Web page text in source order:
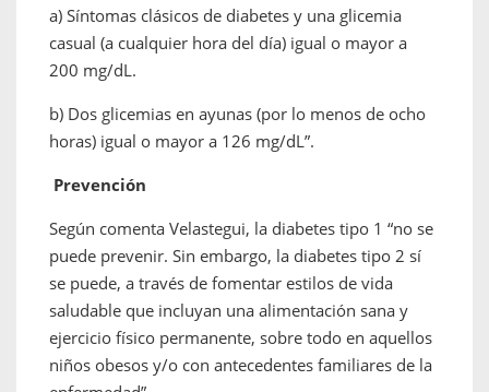
a) Síntomas clásicos de diabetes y una glicemia
casual (a cualquier hora del día) igual o mayor a
200 mg/dL.
b) Dos glicemias en ayunas (por lo menos de ocho
horas) igual o mayor a 126 mg/dL”.
Prevención
Según comenta Velastegui, la diabetes tipo 1 “no se
puede prevenir. Sin embargo, la diabetes tipo 2 sí
se puede, a través de fomentar estilos de vida
saludable que incluyan una alimentación sana y
ejercicio físico permanente, sobre todo en aquellos
niños obesos y/o con antecedentes familiares de la